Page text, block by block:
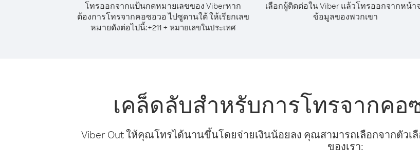
โทรออกจากแป้นกดหมายเลขของ Viberหาก
ต้องการโทรจากคอซอวอ ไปซูดานใต้ ให้เรียกเลข
หมายดังต่อไปนี้:+211+ หมายเลขในประเทศ
เลือกผู้ติดต่อใน Viber แล้วโทรออกจากหน้า
ข้อมูลของพวกเขา
เคล็ดลับสำหรับการโทรจากคอ
Viber Out ให้คุณโทรได้นานขึ้นโดยจ่ายเงินน้อยลง คุณสามารถเลือกจากตัว
ของเรา: